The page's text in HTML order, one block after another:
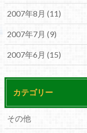
2007年8月 (11)
2007年7月 (9)
2007年6月 (15)
カテゴリー
その他